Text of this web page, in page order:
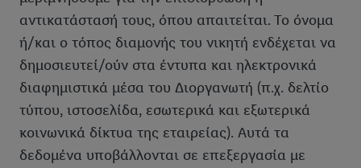
αντικατάστασή τους, όπου απαιτείται. Το όνομα
ή/και ο τόπος διαμονής του νικητή ενδέχεται να
δημοσιευτεί/ούν στα έντυπα και ηλεκτρονικά
διαφημιστικά μέσα του Διοργανωτή (π.χ. δελτίο
τύπου, ιστοσελίδα, εσωτερικά και εξωτερικά
κοινωνικά δίκτυα της εταιρείας). Αυτά τα
δεδομένα υποβάλλονται σε επεξεργασία με